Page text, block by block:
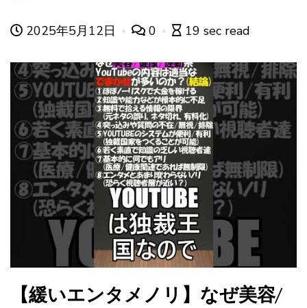
2025年5月12日 0 19 sec read
【緩いエンタメノリ】なぜ美容/